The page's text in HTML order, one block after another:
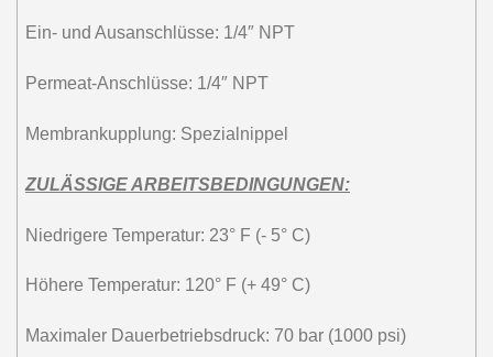
Ein- und Ausanschlüsse: 1/4″ NPT
Permeat-Anschlüsse: 1/4″ NPT
Membrankupplung: Spezialnippel
ZULÄSSIGE ARBEITSBEDINGUNGEN:
Niedrigere Temperatur: 23° F (- 5° C)
Höhere Temperatur: 120° F (+ 49° C)
Maximaler Dauerbetriebsdruck: 70 bar (1000 psi)